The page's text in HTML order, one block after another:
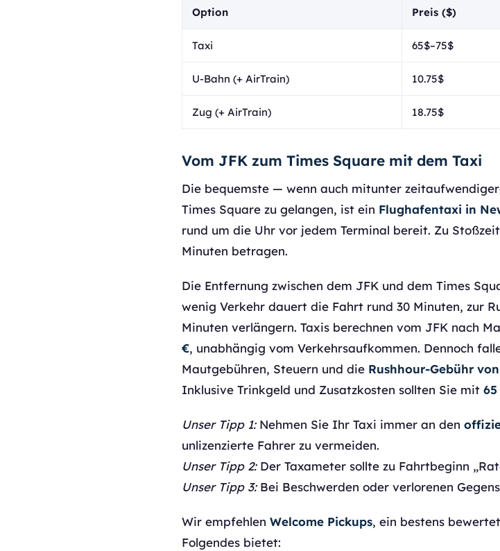
Option Preis ($)
Taxi 65$–75$
U-Bahn (+ AirTrain) 10.75$
Zug (+ AirTrain) 18.75$
Vom JFK zum Times Square mit dem Taxi
Die bequemste — wenn auch mitunter
Times Square zu gelangen, ist ein Flughafentaxi in
rund um die Uhr vor jedem Terminal bereit. Zu
Minuten betragen.
Die Entfernung zwischen dem JFK und dem Times
wenig Verkehr dauert die Fahrt rund 30 Minuten, zur
Minuten verlängern. Taxis berechnen vom JFK nach
€, unabhängig vom Verkehrsaufkommen. Dennoch
Mautgebühren, Steuern und die Rushhour-Gebühr
Inklusive Trinkgeld und Zusatzkosten sollten Sie mit
Unser Tipp 1:Nehmen Sie Ihr Taxi immer an den
unlizenzierte Fahrer zu vermeiden.
Unser Tipp 2:Der Taxameter sollte zu Fahrtbeginn
Unser Tipp 3:Bei Beschwerden oder verlorenen
Wir empfehlen Welcome Pickups, ein bestens
Folgendes bietet: